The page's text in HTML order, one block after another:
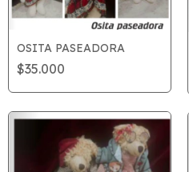
OSITA PASEADORA
$35.000